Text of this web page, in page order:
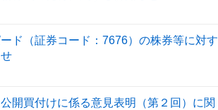
ド（証券コード：7676）の株券等に対す
開買付けに係る意見表明（第２回）に関